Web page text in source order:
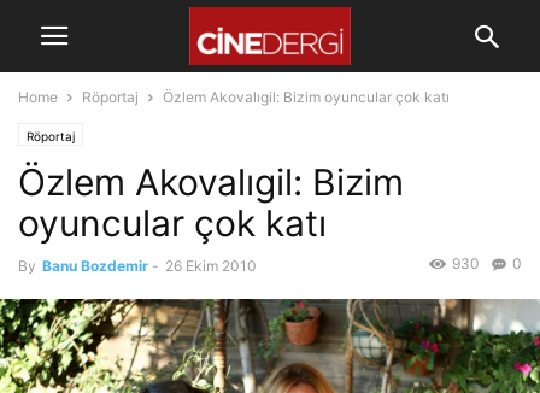
Home Röportaj Özlem Akovalıgil: Bizim oyuncular çok katı
Röportaj
Özlem Akovalıgil: Bizim
oyuncular çok katı
By Banu Bozdemir - 26 Ekim 2010 0
930